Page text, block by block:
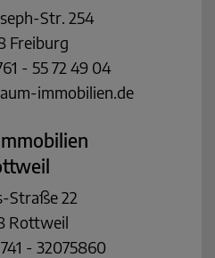
Str. 254
Freiburg
- 55 72 49 04
immobilien.de
Straße 22
Rottweil
- 32075860